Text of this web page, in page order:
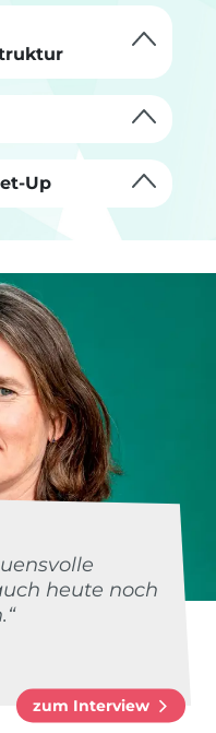
Up
heute noch
zum Interview